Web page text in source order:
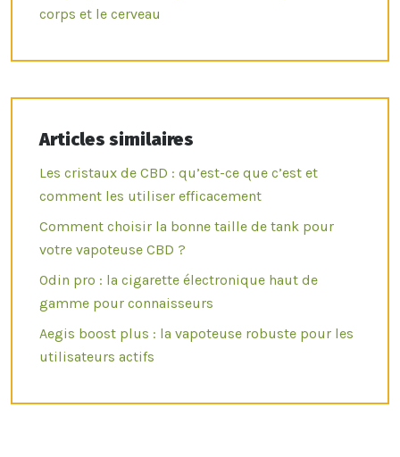
corps et le cerveau
Articles similaires
Les cristaux de CBD : qu’est-ce que c’est et
comment les utiliser efficacement
Comment choisir la bonne taille de tank pour
votre vapoteuse CBD ?
Odin pro : la cigarette électronique haut de
gamme pour connaisseurs
Aegis boost plus : la vapoteuse robuste pour les
utilisateurs actifs